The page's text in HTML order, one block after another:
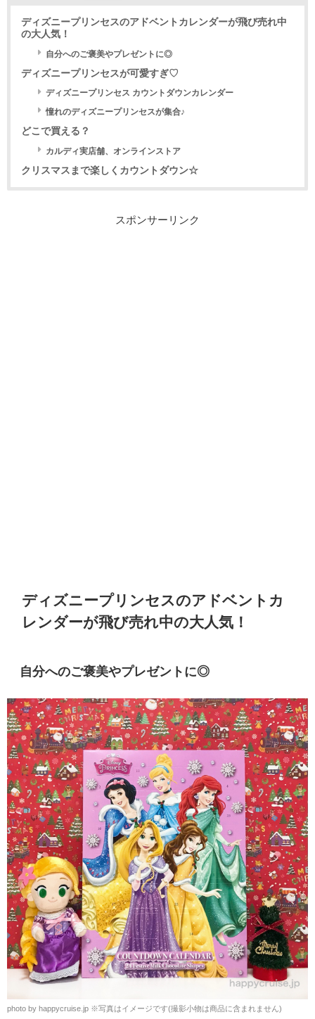
ディズニープリンセスのアドベントカレンダーが飛び売れ中
の大人気！
自分へのご褒美やプレゼントに◎
ディズニープリンセスが可愛すぎ♡
ディズニープリンセス カウントダウンカレンダー
憧れのディズニープリンセスが集合♪
どこで買える？
カルディ実店舗、オンラインストア
クリスマスまで楽しくカウントダウン☆
スポンサーリンク
ディズニープリンセスのアドベントカ
レンダーが飛び売れ中の大人気！
自分へのご褒美やプレゼントに◎
photo by happycruise.jp ※写真はイメージです(撮影小物は商品に含まれません)